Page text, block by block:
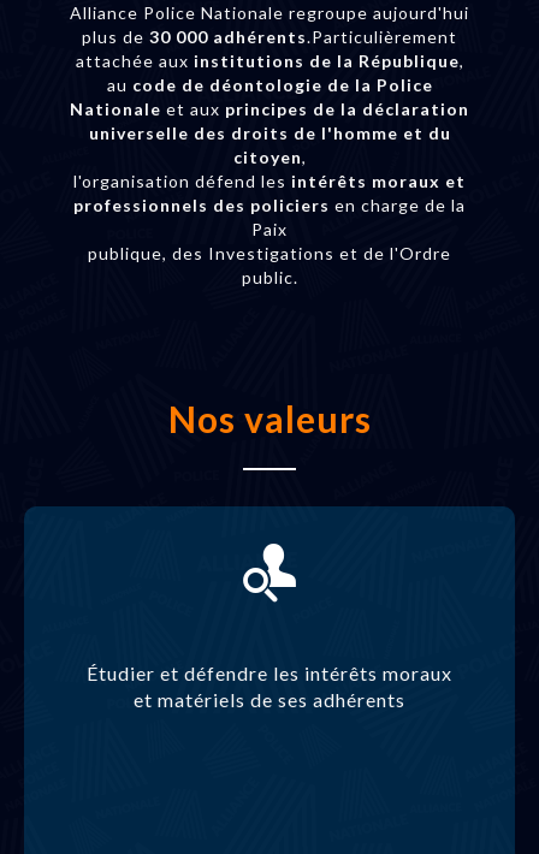
Alliance Police Nationale regroupe aujourd'hui
plus de 30 000 adhérents.Particulièrement
attachée aux institutions de la République,
au code de déontologie de la Police
Nationale et aux principes de la déclaration
universelle des droits de l'homme et du
citoyen,
l'organisation défend les intérêts moraux et
professionnels des policiers en charge de la
Paix
publique, des Investigations et de l'Ordre
public.
Nos valeurs
Étudier et défendre les intérêts moraux
et matériels de ses adhérents